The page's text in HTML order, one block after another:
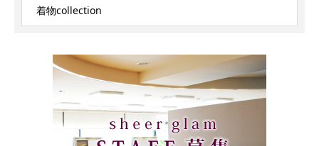
着物collection